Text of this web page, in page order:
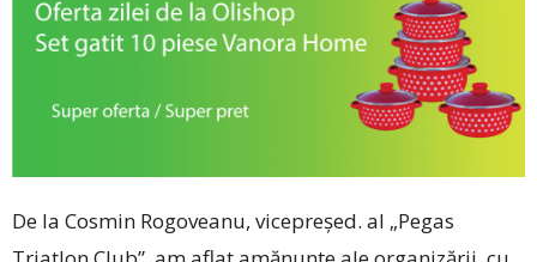
De la Cosmin Rogoveanu, vicepreşed. al „Pegas